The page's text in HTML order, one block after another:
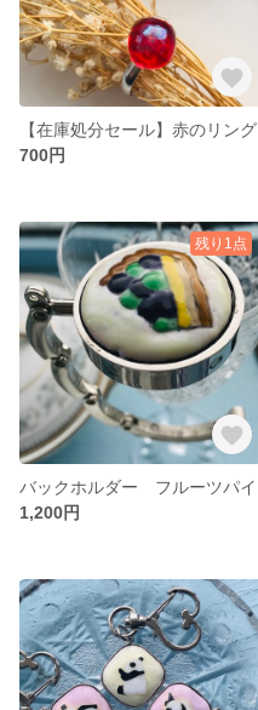
【在庫処分セール】赤のリング
700円
残り1点
バックホルダー フルーツパイ
1,200円